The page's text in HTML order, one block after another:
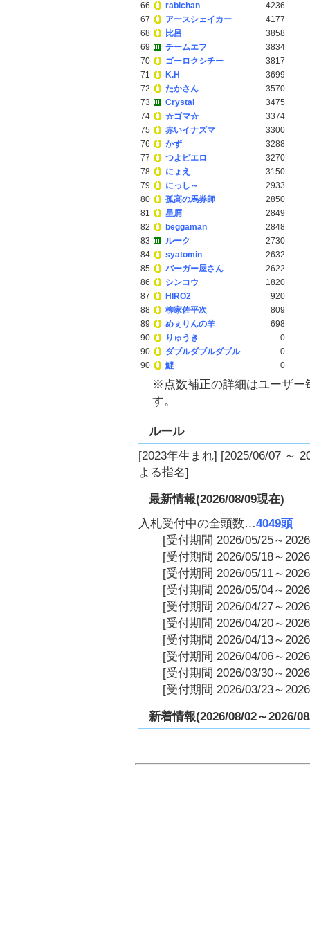
66
rabichan
4236
67
アースシェイカー
4177
68
比呂
3858
69
チームエフ
3834
70
ゴーロクシチー
3817
71
K.H
3699
72
たかさん
3570
73
Crystal
3475
74
☆ゴマ☆
3374
75
赤いイナズマ
3300
76
かず
3288
77
つよピエロ
3270
78
にょえ
3150
79
にっし～
2933
80
孤高の馬券師
2850
81
星屑
2849
82
beggaman
2848
83
ルーク
2730
84
syatomin
2632
85
バーガー屋さん
2622
86
シンコウ
1820
87
HIRO2
920
88
柳家佐平次
809
89
めぇりんの羊
698
90
りゅうき
0
90
ダブルダブルダブル
0
90
鯉 0
※点数補正の詳細はユーザー
す。
ルール
[2023年生まれ] [2025/06/07 ～
よる指名]
最新情報(2026/08/09現在)
入札受付中の全頭数…4049頭
[受付期間 2026/05/25～
[受付期間 2026/05/18～
[受付期間 2026/05/11～
[受付期間 2026/05/04～
[受付期間 2026/04/27～
[受付期間 2026/04/20～
[受付期間 2026/04/13～
[受付期間 2026/04/06～
[受付期間 2026/03/30～
[受付期間 2026/03/23～
新着情報(2026/08/02～2026/